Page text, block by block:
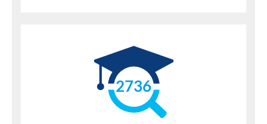
2736